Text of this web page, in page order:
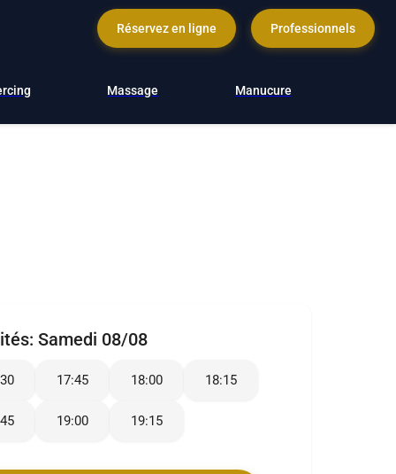
Réservez en ligne Professionnels
Massage Manucure
Samedi 08/08
17:45 18:00 18:15
19:00 19:15